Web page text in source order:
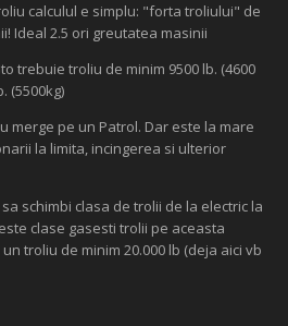
calculul e simplu: "forta troliului" de
Ideal 2.5 ori greutatea masinii
trebuie troliu de minim 9500 lb. (4600
(5500kg)
merge pe un Patrol. Dar este la mare
la limita, incingerea si ulterior
schimbi clasa de trolii de la electric la
clase gasesti trolii pe aceasta
troliu de minim 20.000 lb (deja aici vb